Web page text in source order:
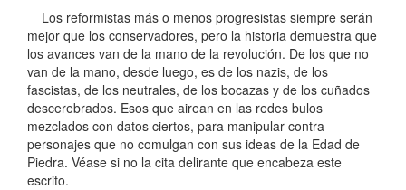
Los reformistas más o menos progresistas siempre serán
mejor que los conservadores, pero la historia demuestra que
los avances van de la mano de la revolución. De los que no
van de la mano, desde luego, es de los nazis, de los
fascistas, de los neutrales, de los bocazas y de los cuñados
descerebrados. Esos que airean en las redes bulos
mezclados con datos ciertos, para manipular contra
personajes que no comulgan con sus ideas de la Edad de
Piedra. Véase si no la cita delirante que encabeza este
escrito.